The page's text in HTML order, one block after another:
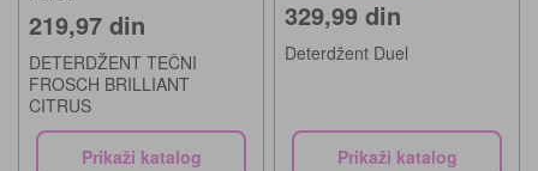
219,97 din
DETERDŽENT TEČNI
FROSCH BRILLIANT
CITRUS
Prikaži katalog
329,99 din
Deterdžent Duel
Prikaži katalog